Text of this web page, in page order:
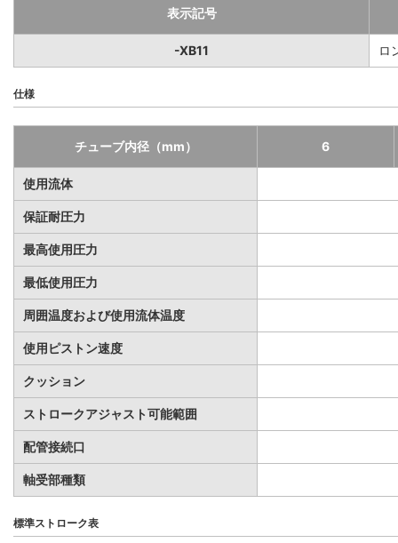
表示記号
-XB11 ロ
仕様
チューブ内径（mm） 6
使用流体
保証耐圧力
最高使用圧力
最低使用圧力
周囲温度および使用流体温度
使用ピストン速度
クッション
ストロークアジャスト可能範囲
配管接続口
軸受部種類
標準ストローク表